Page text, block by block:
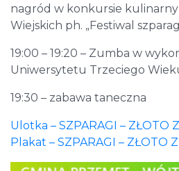
nagród w konkursie
Wiejskich ph. „Festiwal
19:00 – 19:20 – Zumba w
Uniwersytetu Trzeciego
19:30 – zabawa taneczna
Ulotka – SZPARAGI – ZŁOTO
Plakat – SZPARAGI – ZŁOTO